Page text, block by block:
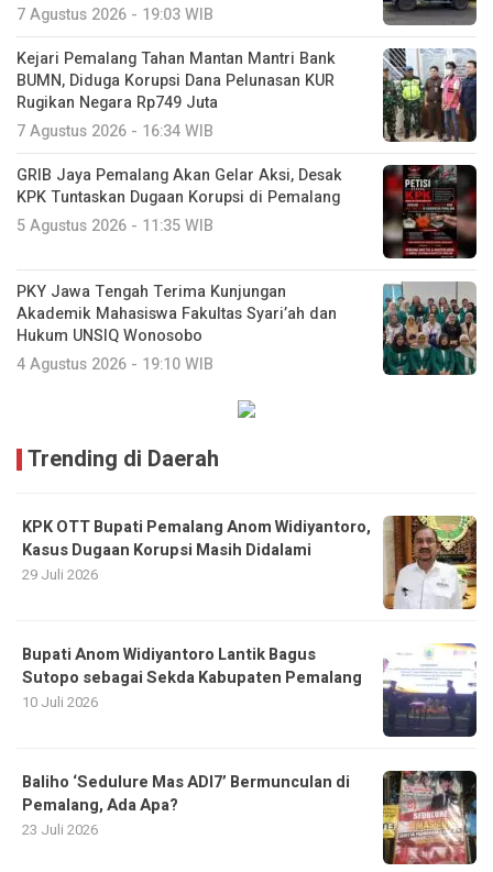
7 Agustus 2026 - 19:03 WIB
Kejari Pemalang Tahan Mantan Mantri Bank
BUMN, Diduga Korupsi Dana Pelunasan KUR
Rugikan Negara Rp749 Juta
7 Agustus 2026 - 16:34 WIB
GRIB Jaya Pemalang Akan Gelar Aksi, Desak
KPK Tuntaskan Dugaan Korupsi di Pemalang
5 Agustus 2026 - 11:35 WIB
PKY Jawa Tengah Terima Kunjungan
Akademik Mahasiswa Fakultas Syari’ah dan
Hukum UNSIQ Wonosobo
4 Agustus 2026 - 19:10 WIB
Trending di Daerah
KPK OTT Bupati Pemalang Anom Widiyantoro,
Kasus Dugaan Korupsi Masih Didalami
29 Juli 2026
Bupati Anom Widiyantoro Lantik Bagus
Sutopo sebagai Sekda Kabupaten Pemalang
10 Juli 2026
Baliho ‘Sedulure Mas ADI7’ Bermunculan di
Pemalang, Ada Apa?
23 Juli 2026